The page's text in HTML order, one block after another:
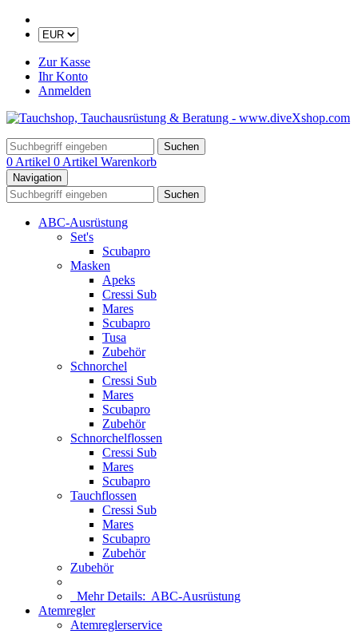
Zur Kasse
Ihr Konto
Anmelden
Suchen
0 Artikel 0 Artikel Warenkorb
Navigation
Suchen
ABC-Ausrüstung
Set's
Scubapro
Masken
Apeks
Cressi Sub
Mares
Scubapro
Tusa
Zubehör
Schnorchel
Cressi Sub
Mares
Scubapro
Zubehör
Schnorchelflossen
Cressi Sub
Mares
Scubapro
Tauchflossen
Cressi Sub
Mares
Scubapro
Zubehör
Zubehör
Mehr Details: ABC-Ausrüstung
Atemregler
Atemreglerservice